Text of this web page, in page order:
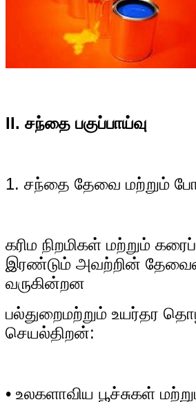
II. சந்தை பகுப்பாய்வு
1. சந்தை தேவை மற்றும்
கரிம நிறமிகள் மற்றும்
இரண்டும் அவற்றின்
வருகின்றன
பல்துறைமற்றும் உயர்தர
செயல்திறன்:
• உலகளாவிய பூச்சுகள்